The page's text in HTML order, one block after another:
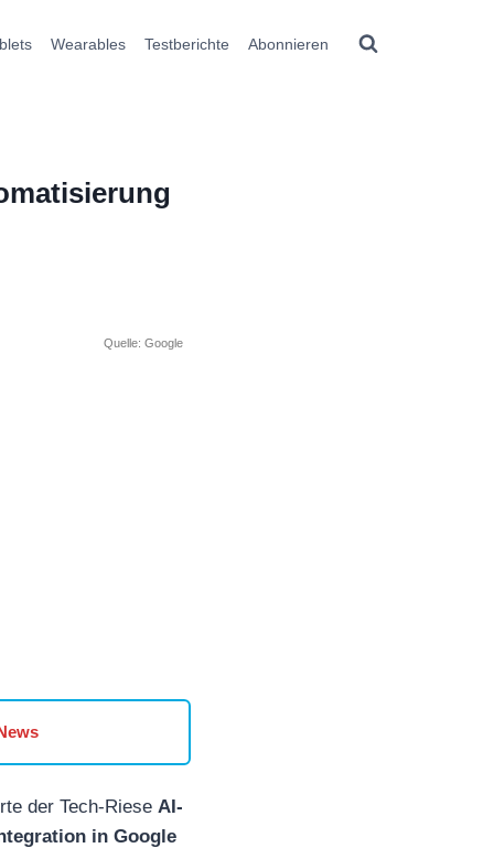
Wearables Testberichte Abonnieren
Quelle: Google
der Tech-Riese AI-
in Google